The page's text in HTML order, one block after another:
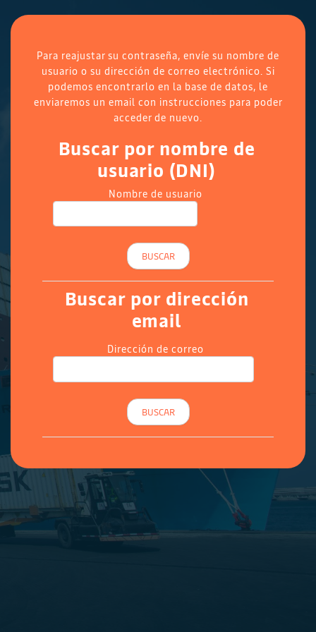
Para reajustar su contraseña, envíe su nombre de
usuario o su dirección de correo electrónico. Si
podemos encontrarlo en la base de datos, le
enviaremos un email con instrucciones para poder
acceder de nuevo.
Buscar por nombre de usuario
Buscar por nombre de
usuario (DNI)
Nombre de usuario
Buscar por dirección email
Buscar por dirección
email
Dirección de correo